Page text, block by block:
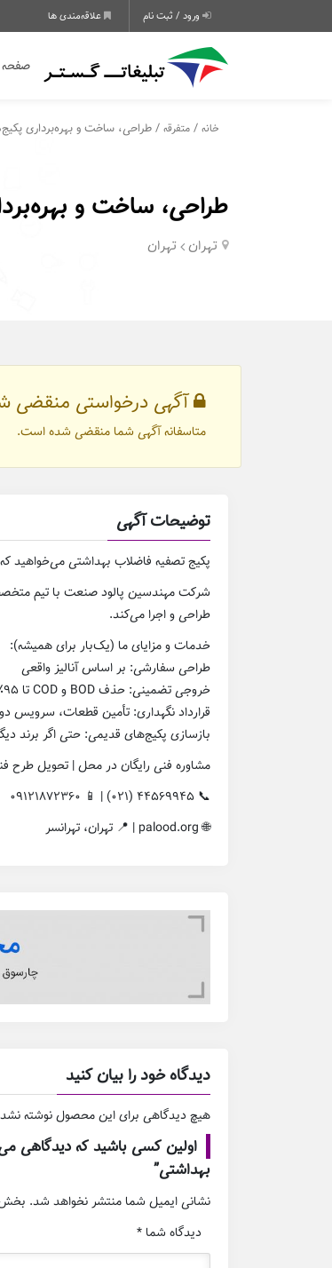
ورود / ثبت نام علاقه‌مندی ها
خانه / متفرقه / طراحی، ساخت و بهره‌برداری
طراحی، ساخت و
تهران تهران
آگهی درخواستی منقضی
متاسفانه آگهی شما منقضی شده است.
توضیحات آگهی
پکیج تصفیه فاضلاب بهداشتی
شرکت مهندسین پالود صنعت با تیم
طراحی و اجرا می‌کند.
خدمات و مزایای ما (یک‌بار برای همیشه):
طراحی سفارشی: بر اساس آنالیز واقعی
خروجی تضمینی: حذف BOD و COD تا ۹۵٪
قرارداد نگهداری: تأمین قطعات، سرویس
بازسازی پکیج‌های قدیمی: حتی اگر برند
مشاوره فنی رایگان در محل | تحویل طرح فنی-
📞 ۴۴۵۶۹۹۴۵ (۰۲۱) | 📱 ۰۹۱۲۱۸۷۲۳۶۰
🌐 palood.org | 📍 تهران، تهرانسر
دیدگاه خود را بیان کنید
هیچ دیدگاهی برای این محصول نوشته
اولین کسی باشید که دیدگاهی
بهداشتی”
نشانی ایمیل شما منتشر نخواهد شد.
دیدگاه شما*